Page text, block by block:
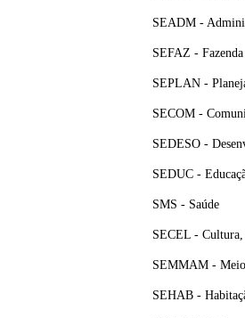
SEADM -
SEFAZ - Fazenda
SEPLAN -
SECOM -
SEDESO -
SEDUC -
SMS - Saúde
SECEL -
SEMMAM -
SEHAB -